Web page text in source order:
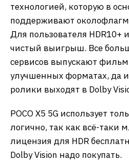
технологией, которую в
поддерживают
Для пользователя HDR10+
чистый выигрыш. Все
сервисов выпускают
улучшенных форматах, да
ролики выходят в Dolby
POCO X5 5G использует
логично, так как всё-таки
лицензия для HDR
Dolby Vision надо покупать.